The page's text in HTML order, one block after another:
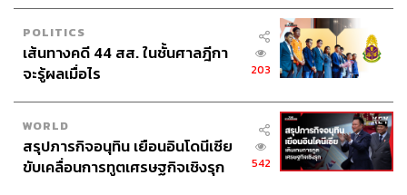
POLITICS
เส้นทางคดี 44 สส. ในชั้นศาลฎีกา
จะรู้ผลเมื่อไร
203
WORLD
สรุปภารกิจอนุทิน เยือนอินโดนีเซีย
ขับเคลื่อนการทูตเศรษฐกิจเชิงรุก
542